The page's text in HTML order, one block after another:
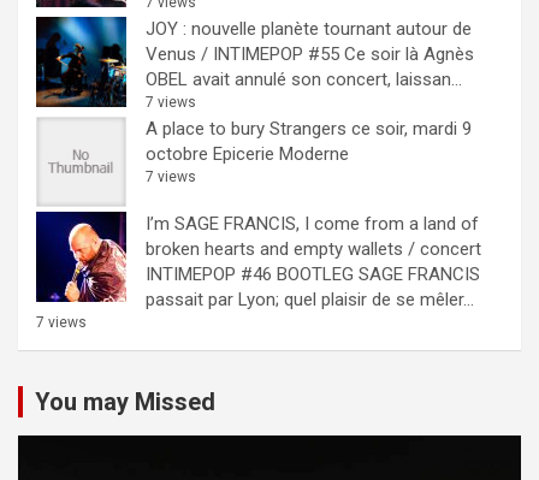
JOY : nouvelle planète tournant autour de
Venus / INTIMEPOP #55 Ce soir là Agnès
OBEL avait annulé son concert, laissan...
7 views
A place to bury Strangers ce soir, mardi 9
octobre Epicerie Moderne
7 views
I’m SAGE FRANCIS, I come from a land of
broken hearts and empty wallets / concert
INTIMEPOP #46 BOOTLEG SAGE FRANCIS
passait par Lyon; quel plaisir de se mêler...
7 views
You may Missed